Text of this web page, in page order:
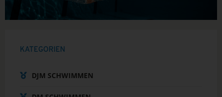
KATEGORIEN
DJM SCHWIMMEN